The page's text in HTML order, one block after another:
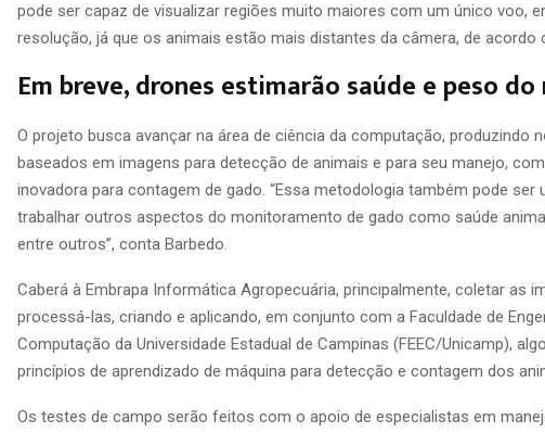
pode ser capaz de visualizar regiões muito maiores com um único voo,
resolução, já que os animais estão mais distantes da câmera, de acordo
Em breve, drones estimarão saúde e peso do
O projeto busca avançar na área de ciência da computação, produzindo
baseados em imagens para detecção de animais e para seu manejo,
inovadora para contagem de gado. “Essa metodologia também pode ser
trabalhar outros aspectos do monitoramento de gado como saúde
entre outros”, conta Barbedo.
Caberá à Embrapa Informática Agropecuária, principalmente, coletar as
processá-las, criando e aplicando, em conjunto com a Faculdade de
Computação da Universidade Estadual de Campinas (FEEC/Unicamp),
princípios de aprendizado de máquina para detecção e contagem dos
Os testes de campo serão feitos com o apoio de especialistas em